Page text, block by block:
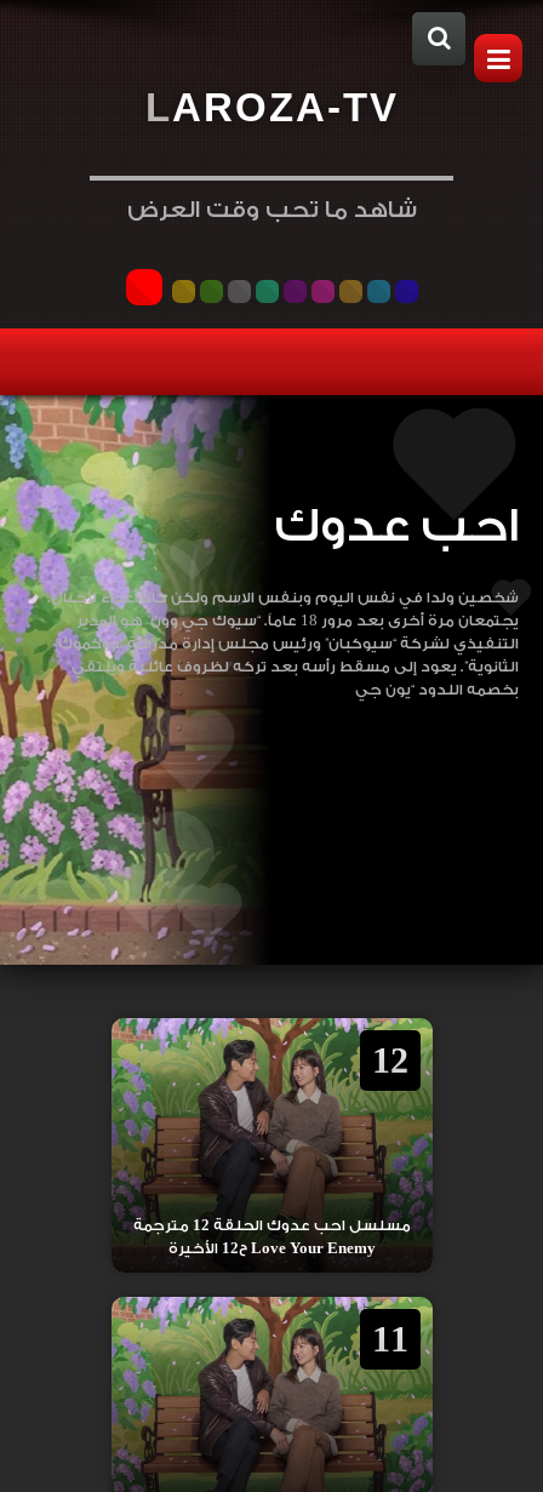
LAROZA-TV
شاهد ما تحب وقت العرض
احب عدوك
شخصين ولدا في نفس اليوم وبنفس الاسم ولكن كانا أعداء لأجيال.
يجتمعان مرة أخرى بعد مرور 18 عاماً. “سيوك جي وون” هو المدير
التنفيذي لشركة “سيوكبان” ورئيس مجلس إدارة مدرسة “دوكموك
الثانوية”. يعود إلى مسقط رأسه بعد تركه لظروف عائلية ويلتقي
بخصمه اللدود “يون جي
12
مسلسل احب عدوك الحلقة 12 مترجمة
Love Your Enemy ح12 الأخيرة
11